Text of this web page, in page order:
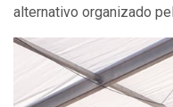
alternativo organizado